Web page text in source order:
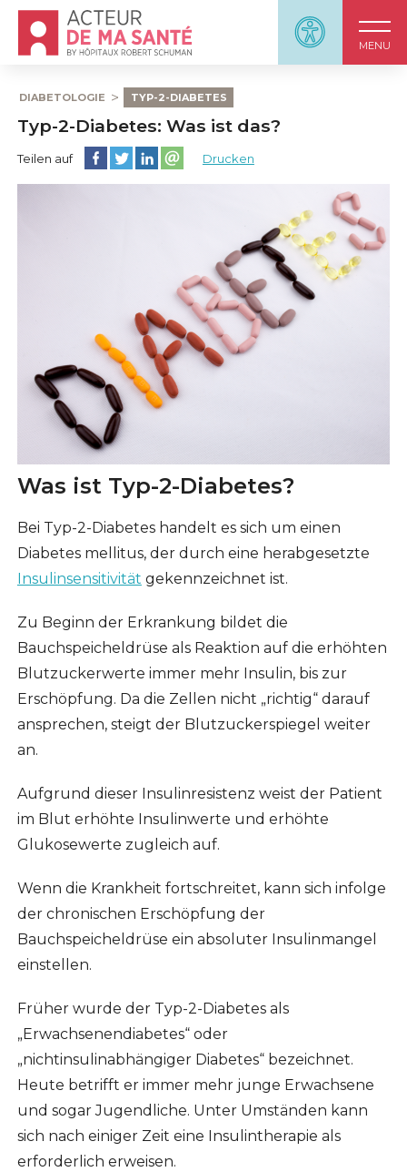
Panneau
MENU
Accueil - Acteur de ma santé, by HôpitauxRobert
DIABETOLOGIE TYP-2-DIABETES
Typ-2-Diabetes: Was ist das?
Teilen auf Diese Seite auf Facebook teilen
Diese Seite auf Twitter teilen
Diese Seite auf LinkedIn teilen
Partager cette page sur email
Drucken
Was ist Typ-2-Diabetes?
Bei Typ-2-Diabetes handelt es sich um einen
Diabetes mellitus, der durch eine herabgesetzte
Insulinsensitivität gekennzeichnet ist.
Zu Beginn der Erkrankung bildet die
Bauchspeicheldrüse als Reaktion auf die erhöhten
Blutzuckerwerte immer mehr Insulin, bis zur
Erschöpfung. Da die Zellen nicht „richtig“ darauf
ansprechen, steigt der Blutzuckerspiegel weiter
an.
Aufgrund dieser Insulinresistenz weist der Patient
im Blut erhöhte Insulinwerte und erhöhte
Glukosewerte zugleich auf.
Wenn die Krankheit fortschreitet, kann sich infolge
der chronischen Erschöpfung der
Bauchspeicheldrüse ein absoluter Insulinmangel
einstellen.
Früher wurde der Typ-2-Diabetes als
„Erwachsenendiabetes“ oder
„nichtinsulinabhängiger Diabetes“ bezeichnet.
Heute betrifft er immer mehr junge Erwachsene
und sogar Jugendliche. Unter Umständen kann
sich nach einiger Zeit eine Insulintherapie als
erforderlich erweisen.